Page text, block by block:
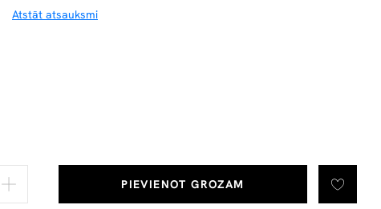
Atstāt atsauksmi
PIEVIENOT GROZAM